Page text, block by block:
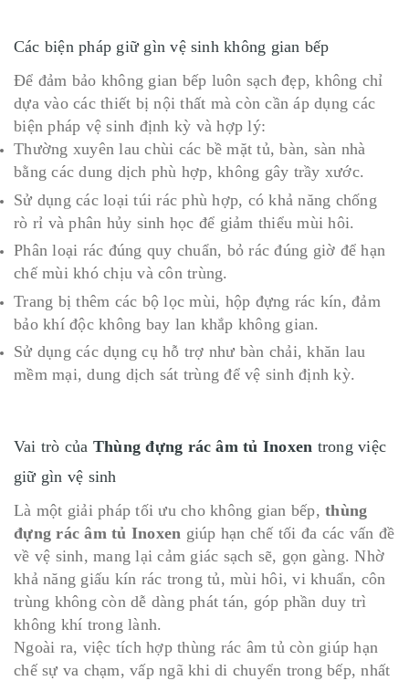
Các biện pháp giữ gìn vệ sinh không gian bếp
Để đảm bảo không gian bếp luôn sạch đẹp, không chỉ
dựa vào các thiết bị nội thất mà còn cần áp dụng các
biện pháp vệ sinh định kỳ và hợp lý:
Thường xuyên lau chùi các bề mặt tủ, bàn, sàn nhà
bằng các dung dịch phù hợp, không gây trầy xước.
Sử dụng các loại túi rác phù hợp, có khả năng chống
rò rỉ và phân hủy sinh học để giảm thiểu mùi hôi.
Phân loại rác đúng quy chuẩn, bỏ rác đúng giờ để hạn
chế mùi khó chịu và côn trùng.
Trang bị thêm các bộ lọc mùi, hộp đựng rác kín, đảm
bảo khí độc không bay lan khắp không gian.
Sử dụng các dụng cụ hỗ trợ như bàn chải, khăn lau
mềm mại, dung dịch sát trùng để vệ sinh định kỳ.
Vai trò của Thùng đựng rác âm tủ Inoxen trong việc
giữ gìn vệ sinh
Là một giải pháp tối ưu cho không gian bếp, thùng
đựng rác âm tủ Inoxen giúp hạn chế tối đa các vấn đề
về vệ sinh, mang lại cảm giác sạch sẽ, gọn gàng. Nhờ
khả năng giấu kín rác trong tủ, mùi hôi, vi khuẩn, côn
trùng không còn dễ dàng phát tán, góp phần duy trì
không khí trong lành.
Ngoài ra, việc tích hợp thùng rác âm tủ còn giúp hạn
chế sự va chạm, vấp ngã khi di chuyển trong bếp, nhất